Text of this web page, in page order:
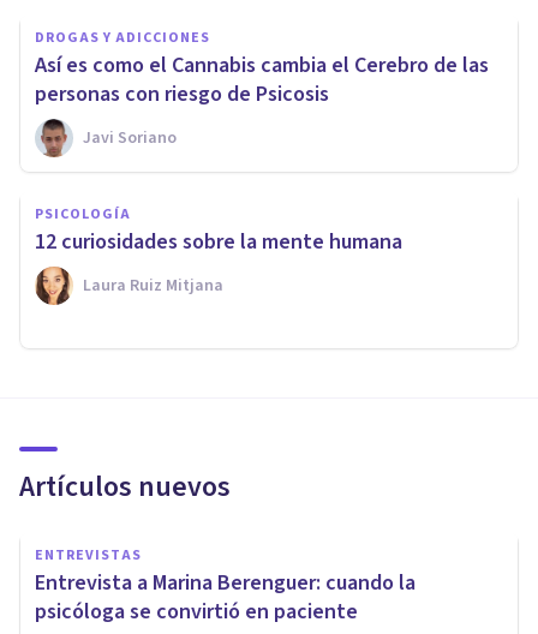
DROGAS Y ADICCIONES
Así es como el Cannabis cambia el Cerebro de las
personas con riesgo de Psicosis
Javi Soriano
PSICOLOGÍA
12 curiosidades sobre la mente humana
Laura Ruiz Mitjana
Artículos nuevos
ENTREVISTAS
Entrevista a Marina Berenguer: cuando la
psicóloga se convirtió en paciente